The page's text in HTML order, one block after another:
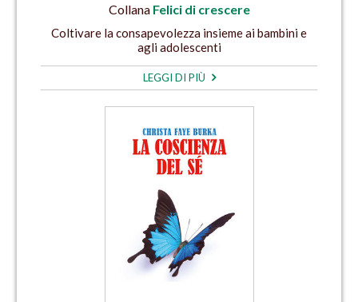
Collana Felici di crescere
Coltivare la consapevolezza insieme ai bambini e
agli adolescenti
LEGGI DI PIÙ